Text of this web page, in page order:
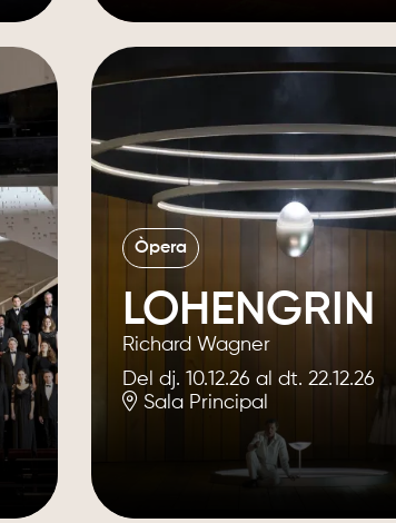
Òpera
LOHENGRIN
Richard Wagner
Del dj. 10.12.26 al dt. 22.12.26
Sala Principal